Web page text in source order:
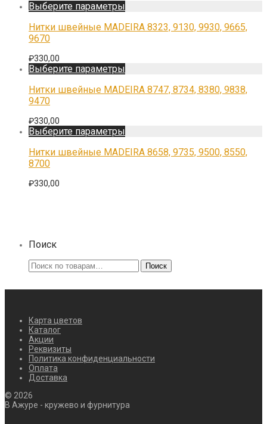
Выберите параметры
товар
имеет
несколько
можно
выбрать
странице
Нитки швейные MADEIRA 8323, 9130, 9930, 9665,
9670
₽330,00
Выберите параметры
товар
имеет
несколько
можно
выбрать
странице
Нитки швейные MADEIRA 8747, 8734, 8380, 9838,
9470
₽330,00
Выберите параметры
товар
имеет
несколько
Нитки швейные MADEIRA 8658, 9735, 9500, 8550,
8700
₽330,00
Поиск
Искать: Поиск
Карта цветов
Каталог
Акции
Реквизиты
Политика конфиденциальности
Оплата
Доставка
© 2026
В Ажуре - кружево и фурнитура